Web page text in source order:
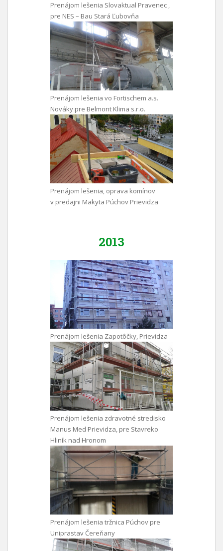
Prenájom lešenia Slovaktual Pravenec ,
pre NES – Bau Stará Ľubovňa
Prenájom lešenia vo Fortischem a.s.
Nováky pre Belmont Klima s.r.o.
Prenájom lešenia, oprava komínov
v predajni Makyta Púchov Prievidza
2013
Prenájom lešenia Zapotôčky, Prievidza
Prenájom lešenia zdravotné stredisko
Manus Med Prievidza, pre Stavreko
Hliník nad Hronom
Prenájom lešenia tržnica Púchov pre
Uniprastav Čereňany